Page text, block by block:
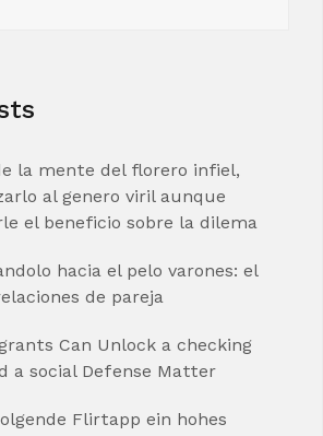
la mente del florero infiel,
al genero viril aunque
el beneficio sobre la dilema
hacia el pelo varones: el
de pareja
Can Unlock a checking
a social Defense Matter
Flirtapp ein hohes